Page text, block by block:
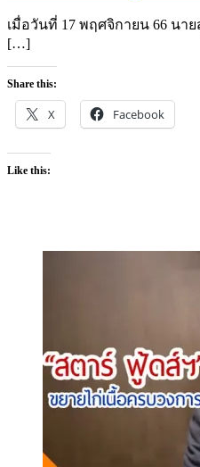
เมื่อวันที่ 17 พฤศจิกายน 66 น
[…]
Share this:
X Facebook
Like this: